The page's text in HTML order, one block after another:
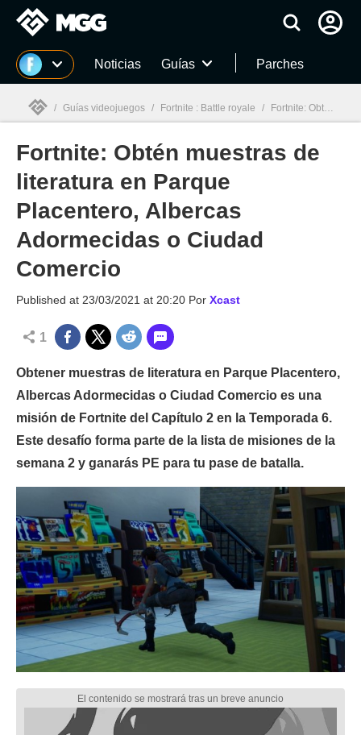
MGG Noticias Guías Parches
MGG
/ Guías videojuegos / Fortnite : Battle royale / Fortnite: Obtén muestras de literatura en Parque Placentero, Albercas Adormecidas o Ciudad Comercio
Fortnite: Obtén muestras de
literatura en Parque
Placentero, Albercas
Adormecidas o Ciudad
Comercio
Published at 23/03/2021 at 20:20 Por Xcast
1
Obtener muestras de literatura en Parque Placentero,
Albercas Adormecidas o Ciudad Comercio es una
misión de Fortnite del Capítulo 2 en la Temporada 6.
Este desafío forma parte de la lista de misiones de la
semana 2 y ganarás PE para tu pase de batalla.